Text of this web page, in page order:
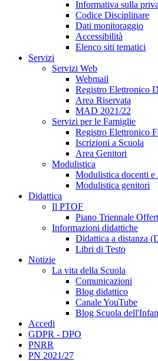
Informativa sulla
Codice Disciplinare
Dati monitoraggio
Accessibilità
Elenco siti tematici
Servizi
Servizi Web
Webmail
Registro Elettronico
Area Riservata
MAD 2021/22
Servizi per le Famiglie
Registro Elettronico
Iscrizioni a Scuola
Area Genitori
Modulistica
Modulistica docenti e
Modulistica genitori
Didattica
Il PTOF
Piano Triennale
Informazioni didattiche
Didattica a distanza
Libri di Testo
Notizie
La vita della Scuola
Comunicazioni
Blog didattico
Canale YouTube
Blog Scuola
Accedi
GDPR - DPO
PNRR
PN 2021/27